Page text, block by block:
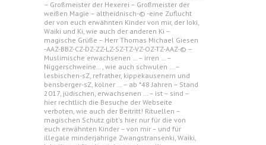
– Großmeister der Hexerei – Großmeister der
weißen Magie – altheidnisch-© -eine Zuflucht
der von euch erwähnten Kinder von mir, der Ioki,
Waiki und Ki, wie auch der anderen Ki –
magische Grüße – Herr Thomas Michael Giesen
-AAZ-BBZ-CZ-DZ-ZZ-LZ-SZ-TZ-VZ-OZ-TZ-AAZ-© –
Muslimische erwachsenen … – irren … –
Niggerschweine…, wie auch schwulen … –
lesbischen-sZ, refrather, kippekausenern und
bensberger-sZ, kölner … – ab *48 Jahren – Stand
2017, jüdischen, erwachsenen … – ist – sind –
hier rechtlich die Besuche der Webseite
verboten, wie auch der Beitritt! Rituellen –
magischen Schutz gibt's hier nur für die von
euch erwähnten Kinder – von mir – und für
illegale minderjährige Zwangstransenki, Waiki,